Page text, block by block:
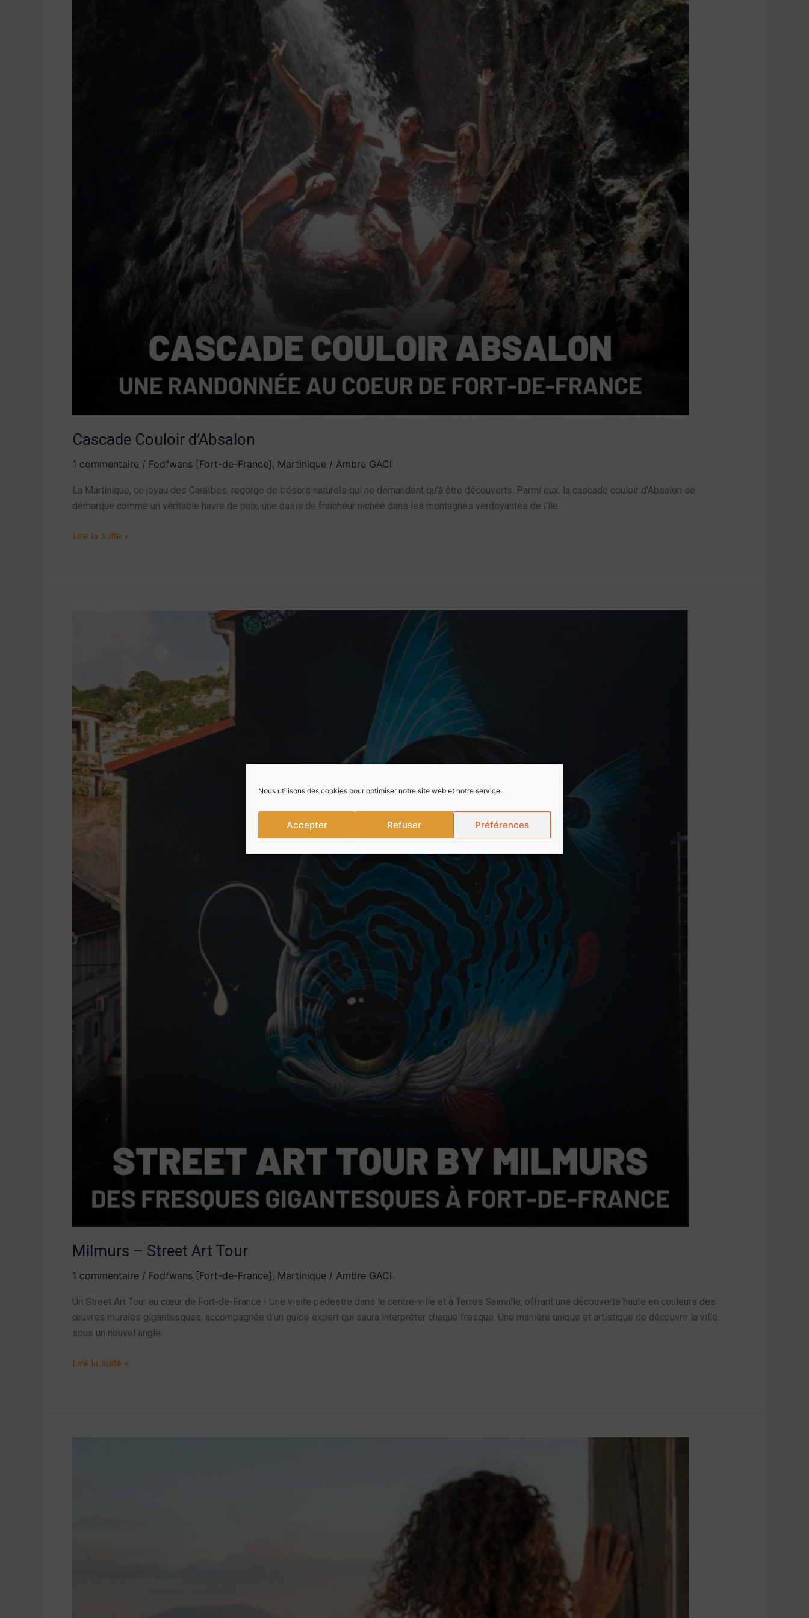
Nous utilisons des cookies pour optimiser notre site web et notre service.
Accepter Refuser Préférences
Cascade Couloir d’Absalon
1 commentaire / Fodfwans [Fort-de-France] , Martinique / Ambre GACI
La Martinique, ce joyau des Caraïbes, regorge de trésors naturels qui ne demandent qu’à être découverts. Parmi eux, la cascade couloir d’Absalon se
démarque comme un véritable havre de paix, une oasis de fraîcheur nichée dans les montagnes verdoyantes de l’île.
Lire la suite »
Milmurs – Street Art Tour
1 commentaire / Fodfwans [Fort-de-France] , Martinique / Ambre GACI
Un Street Art Tour au cœur de Fort-de-France ! Une visite pédestre dans le centre-ville et à Terres Sainville, offrant une découverte haute en couleurs des
œuvres murales gigantesques, accompagnée d’un guide expert qui saura interpréter chaque fresque. Une manière unique et artistique de découvrir la ville
sous un nouvel angle.
Lire la suite »